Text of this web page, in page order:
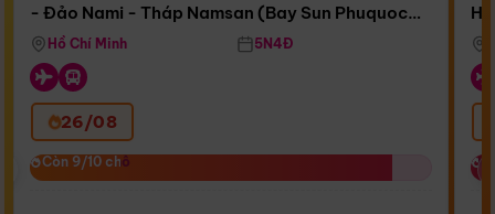
Bay Sun Phuquoc Airways
- Đảo Nami - Tháp Namsan (Bay Sun Phuquoc
Airways)
Hồ Chí Minh 5N4Đ
26/08
Còn 9/10 chỗ
Còn 9/10 chỗ